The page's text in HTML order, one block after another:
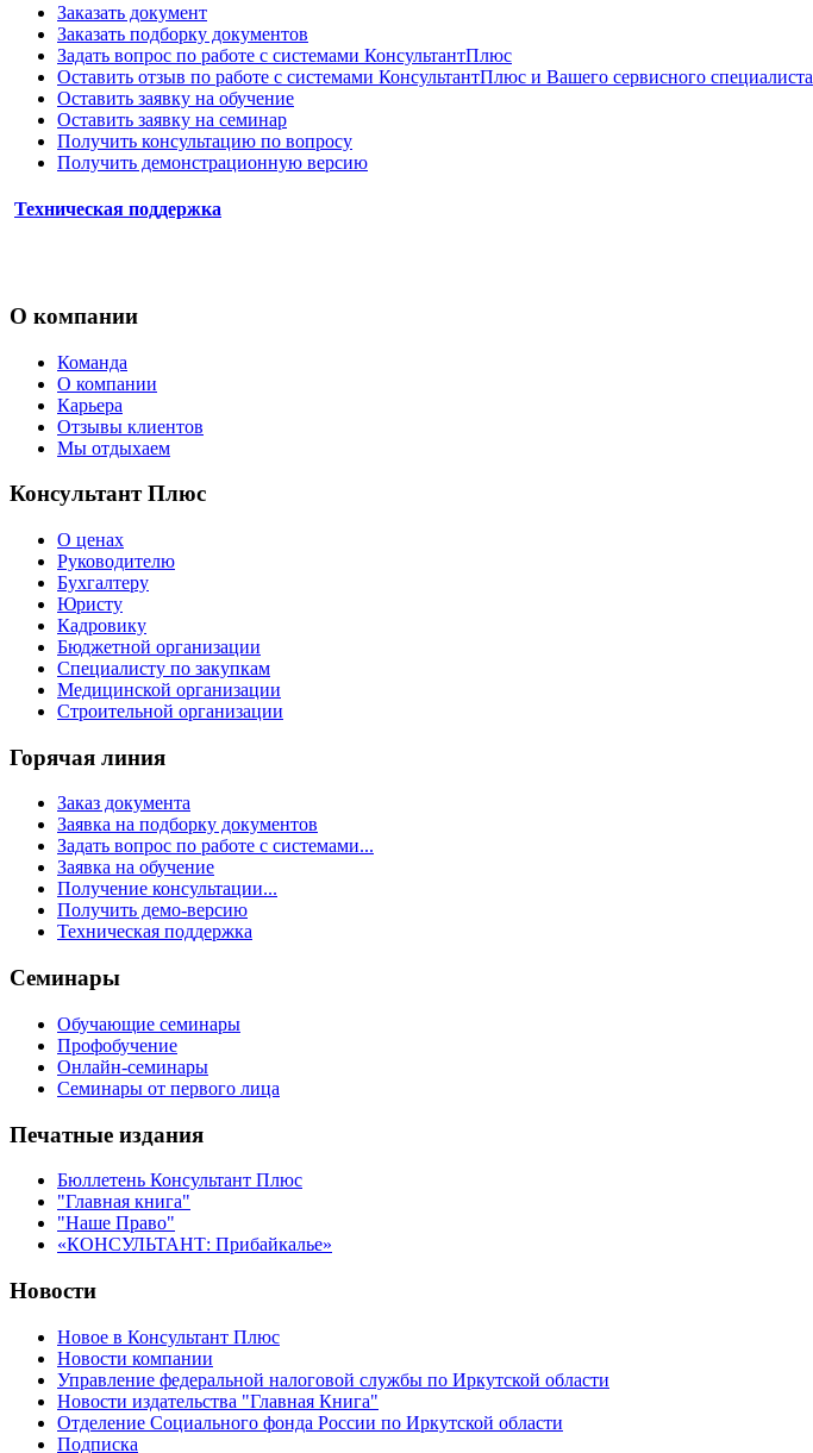
Заказать документ
Заказать подборку документов
Задать вопрос по работе с системами КонсультантПлюс
Оставить отзыв по работе с системами КонсультантПлюс и Вашего сервисного специалиста
Оставить заявку на обучение
Оставить заявку на семинар
Получить консультацию по вопросу
Получить демонстрационную версию
Техническая поддержка
О компании
Команда
О компании
Карьера
Отзывы клиентов
Мы отдыхаем
Консультант Плюс
О ценах
Руководителю
Бухгалтеру
Юристу
Кадровику
Бюджетной организации
Специалисту по закупкам
Медицинской организации
Строительной организации
Горячая линия
Заказ документа
Заявка на подборку документов
Задать вопрос по работе с системами...
Заявка на обучение
Получение консультации...
Получить демо-версию
Техническая поддержка
Семинары
Обучающие семинары
Профобучение
Онлайн-семинары
Семинары от первого лица
Печатные издания
Бюллетень Консультант Плюс
"Главная книга"
"Наше Право"
«КОНСУЛЬТАНТ: Прибайкалье»
Новости
Новое в Консультант Плюс
Новости компании
Управление федеральной налоговой службы по Иркутской области
Новости издательства "Главная Книга"
Отделение Социального фонда России по Иркутской области
Подписка